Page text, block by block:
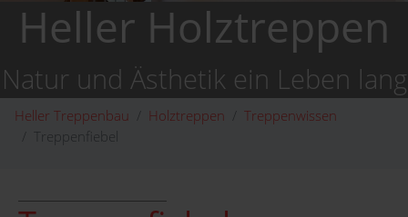
Heller Holztreppen
Natur und Ästhetik ein Leben lang
Heller Treppenbau Holztreppen
Treppenwissen
Treppenfiebel